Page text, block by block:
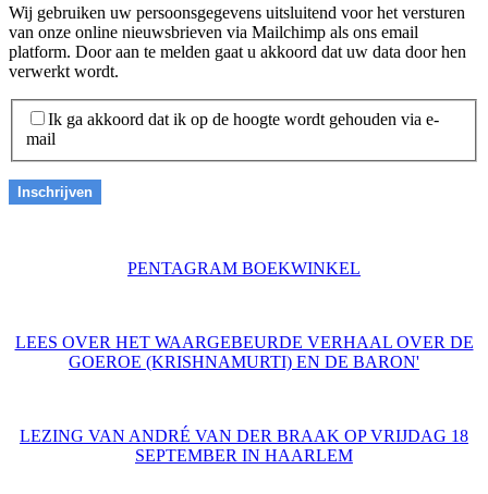
Wij gebruiken uw persoonsgegevens uitsluitend voor het versturen
van onze online nieuwsbrieven via Mailchimp als ons email
platform. Door aan te melden gaat u akkoord dat uw data door hen
verwerkt wordt.
Ik ga akkoord dat ik op de hoogte wordt gehouden via e-
mail
PENTAGRAM BOEKWINKEL
LEES OVER HET WAARGEBEURDE VERHAAL OVER DE
GOEROE (KRISHNAMURTI) EN DE BARON'
LEZING VAN ANDRÉ VAN DER BRAAK OP VRIJDAG 18
SEPTEMBER IN HAARLEM